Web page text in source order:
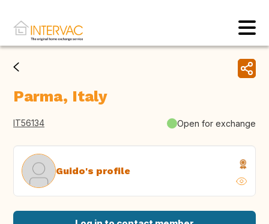
Parma, Italy
IT56134 Open for exchange
Guido's profile